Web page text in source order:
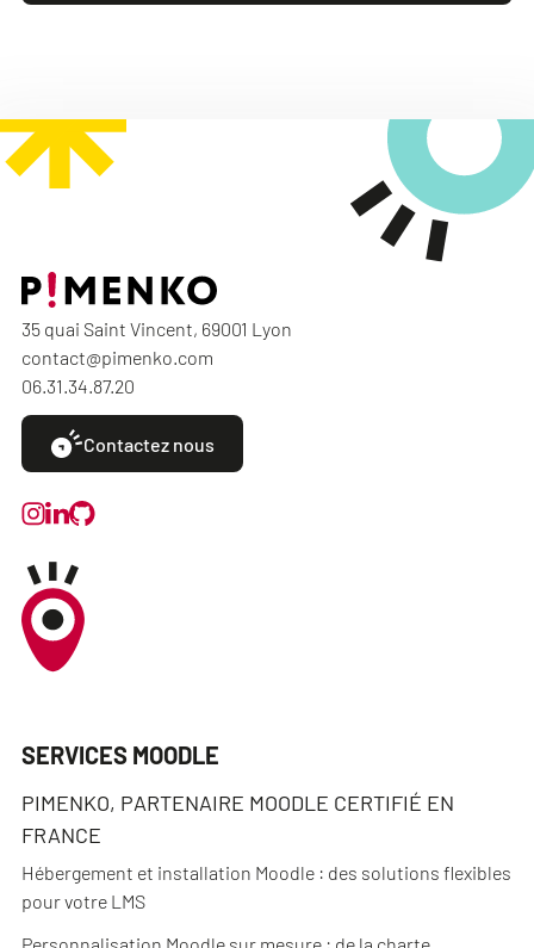
35 quai Saint Vincent, 69001 Lyon
contact@pimenko.com
06.31.34.87.20
Contactez nous
SERVICES MOODLE
PIMENKO, PARTENAIRE MOODLE CERTIFIÉ EN
FRANCE
Hébergement et installation Moodle : des solutions flexibles
pour votre LMS